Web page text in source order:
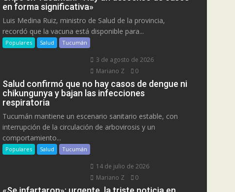
en forma significativa»
Luis Medina Ruiz, ministro de Salud de la provincia,
recordó que la vacuna está disponible para...
Populares Salud Tucumán
3 de agosto de 2026
Mariano Z
0
Salud confirmó que no hay casos de dengue ni
chikungunya y bajan las infecciones
respiratoria
Tucumán mantiene un escenario sanitario estable, con
interrupción de la circulación de arbovirosis y un
comportamiento...
Populares Salud Tucumán
14 de julio de 2026
Mariano Z
0